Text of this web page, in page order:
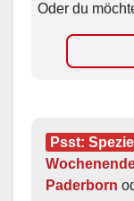
Oder du
Psst:
Paderborn